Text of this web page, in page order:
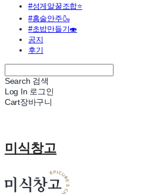
#성게알꿀조합⭐
#홈술안주🍶
#초밥만들기🍣
공지
후기
Search 검색
Log In 로그인
Cart장바구니
미식창고